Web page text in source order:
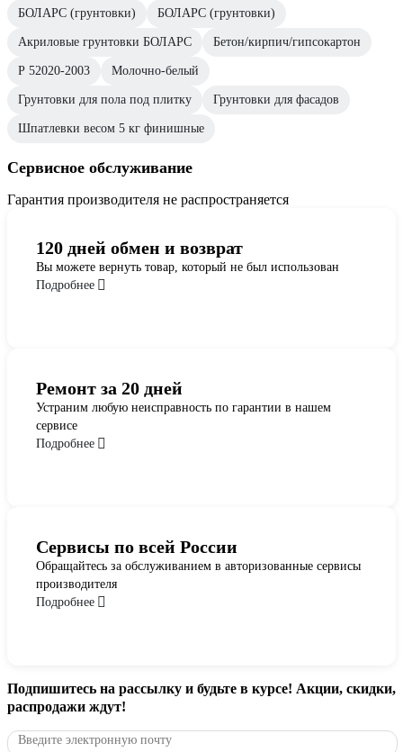
БОЛАРС (грунтовки) БОЛАРС (грунтовки)
Акриловые грунтовки БОЛАРС Бетон/кирпич/гипсокартон
Р 52020-2003 Молочно-белый
Грунтовки для пола под плитку Грунтовки для фасадов
Шпатлевки весом 5 кг финишные
Сервисное обслуживание
Гарантия производителя не распространяется
120 дней обмен и возврат
Вы можете вернуть товар, который не был использован
Подробнее
Ремонт за 20 дней
Устраним любую неисправность по гарантии в нашем
сервисе
Подробнее
Сервисы по всей России
Обращайтесь за обслуживанием в авторизованные сервисы
производителя
Подробнее
Подпишитесь на рассылку и будьте в курсе! Акции, скидки,
распродажи ждут!